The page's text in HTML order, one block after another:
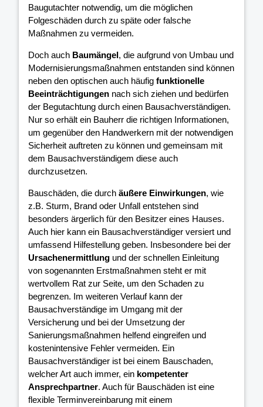
Baugutachter notwendig, um die möglichen
Folgeschäden durch zu späte oder falsche
Maßnahmen zu vermeiden.
Doch auch Baumängel, die aufgrund von Umbau und
Modernisierungsmaßnahmen entstanden sind können
neben den optischen auch häufig funktionelle
Beeinträchtigungen nach sich ziehen und bedürfen
der Begutachtung durch einen Bausachverständigen.
Nur so erhält ein Bauherr die richtigen Informationen,
um gegenüber den Handwerkern mit der notwendigen
Sicherheit auftreten zu können und gemeinsam mit
dem Bausachverständigem diese auch
durchzusetzen.
Bauschäden, die durch äußere Einwirkungen, wie
z.B. Sturm, Brand oder Unfall entstehen sind
besonders ärgerlich für den Besitzer eines Hauses.
Auch hier kann ein Bausachverständiger versiert und
umfassend Hilfestellung geben. Insbesondere bei der
Ursachenermittlung und der schnellen Einleitung
von sogenannten Erstmaßnahmen steht er mit
wertvollem Rat zur Seite, um den Schaden zu
begrenzen. Im weiteren Verlauf kann der
Bausachverständige im Umgang mit der
Versicherung und bei der Umsetzung der
Sanierungsmaßnahmen helfend eingreifen und
kostenintensive Fehler vermeiden. Ein
Bausachverständiger ist bei einem Bauschaden,
welcher Art auch immer, ein kompetenter
Ansprechpartner. Auch für Bauschäden ist eine
flexible Terminvereinbarung mit einem